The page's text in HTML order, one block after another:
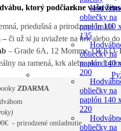
obliečky na
paplón 100
135
obliečky na
paplón 140
200
obliečky na
paplón 140
220
obliečky na
ktorý podčiarkne vašu
priedušná a prirodzene lesklá
– či už si ju uviažete na krk alebo
– Grade 6A, 12 Momme,
na ramená, krk alebo ako
ZDARMA
- prirodzené omladnutie